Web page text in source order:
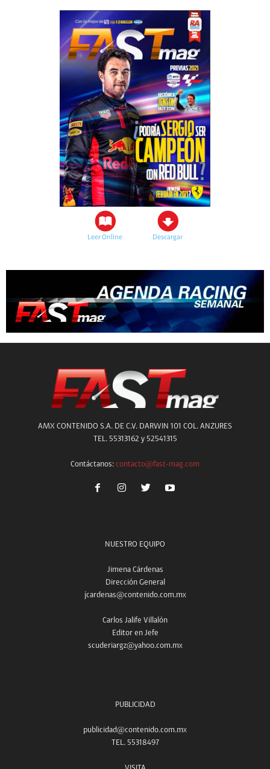
Leer Online Descargar
AMX CONTENIDO S.A. DE C.V. DARWIN 101 COL. ANZURES
TEL. 55313162 y 52541315
Contáctanos: contacto@fast-mag.com
NUESTRO EQUIPO
Jimena Cárdenas
Dirección General
jcardenas@contenido.com.mx
Carlos Jalife Villalón
Editor en Jefe
scuderiargz@yahoo.com.mx
PUBLICIDAD
publicidad@contenido.com.mx
TEL. 55318497